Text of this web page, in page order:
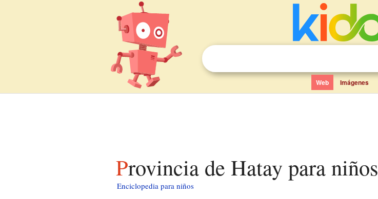
Web Imágenes
Provincia de Hatay para niños
Enciclopedia para niños